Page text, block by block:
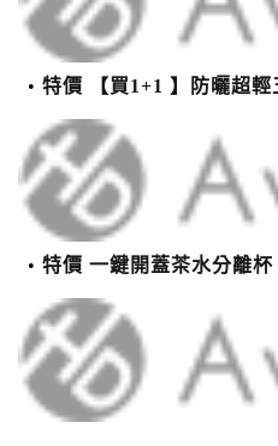
特價 【買1+1 】防曬超輕
特價 一鍵開蓋茶水分離杯